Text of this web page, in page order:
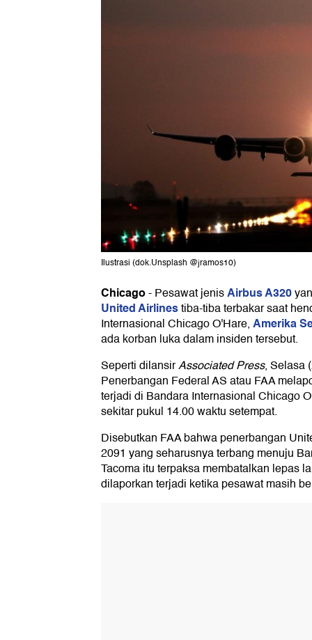
Ilustrasi (dok.Unsplash @jramos10)
Chicago-Pesawat jenisAirbus A320
United Airlinestiba-tiba terbakar saat
Internasional Chicago O'Hare,Amerika
ada korban luka dalam insiden tersebut.
Seperti dilansirAssociated Press, Selasa
Penerbangan Federal AS atau FAA
terjadi di Bandara Internasional Chicago
sekitar pukul 14.00 waktu setempat.
Disebutkan FAA bahwa penerbangan
2091 yang seharusnya terbang menuju
Tacoma itu terpaksa membatalkan lepas
dilaporkan terjadi ketika pesawat masih